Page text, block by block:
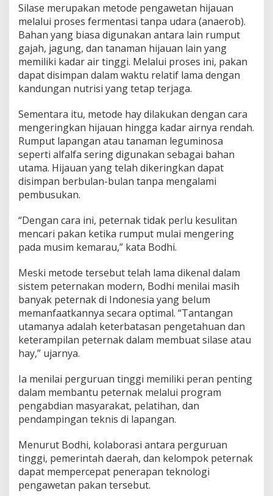
Silase merupakan metode pengawetan hijauan
melalui proses fermentasi tanpa udara (anaerob).
Bahan yang biasa digunakan antara lain rumput
gajah, jagung, dan tanaman hijauan lain yang
memiliki kadar air tinggi. Melalui proses ini, pakan
dapat disimpan dalam waktu relatif lama dengan
kandungan nutrisi yang tetap terjaga.
Sementara itu, metode hay dilakukan dengan cara
mengeringkan hijauan hingga kadar airnya rendah.
Rumput lapangan atau tanaman leguminosa
seperti alfalfa sering digunakan sebagai bahan
utama. Hijauan yang telah dikeringkan dapat
disimpan berbulan-bulan tanpa mengalami
pembusukan.
“Dengan cara ini, peternak tidak perlu kesulitan
mencari pakan ketika rumput mulai mengering
pada musim kemarau,” kata Bodhi.
Meski metode tersebut telah lama dikenal dalam
sistem peternakan modern, Bodhi menilai masih
banyak peternak di Indonesia yang belum
memanfaatkannya secara optimal. “Tantangan
utamanya adalah keterbatasan pengetahuan dan
keterampilan peternak dalam membuat silase atau
hay,” ujarnya.
Ia menilai perguruan tinggi memiliki peran penting
dalam membantu peternak melalui program
pengabdian masyarakat, pelatihan, dan
pendampingan teknis di lapangan.
Menurut Bodhi, kolaborasi antara perguruan
tinggi, pemerintah daerah, dan kelompok peternak
dapat mempercepat penerapan teknologi
pengawetan pakan tersebut.